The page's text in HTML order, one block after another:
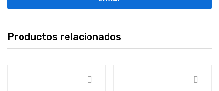
Productos relacionados